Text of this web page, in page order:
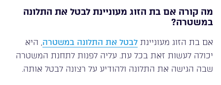
מה קורה אם בת הזוג מעוניינת לבטל את התלונה
במשטרה?
אם בת הזוג מעוניינת לבטל את התלונה במשטרה, היא
יכולה לעשות זאת בכל עת. עליה לפנות לתחנת המשטרה
שבה הגישה את התלונה ולהודיע על רצונה לבטל אותה.